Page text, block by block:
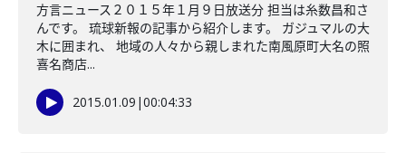
方言ニュース２０１５年１月９日放送分 担当は糸数昌和さ
んです。 琉球新報の記事から紹介します。 ガジュマルの大
木に囲まれ、 地域の人々から親しまれた南風原町大名の照
喜名商店...
2015.01.09 |00:04:33